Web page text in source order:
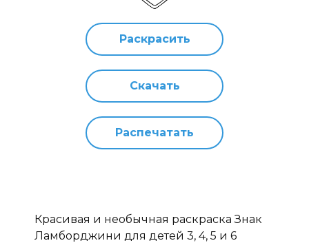
Раскрасить
Скачать
Распечатать
Красивая и необычная раскраска Знак
Ламборджини для детей 3, 4, 5 и 6